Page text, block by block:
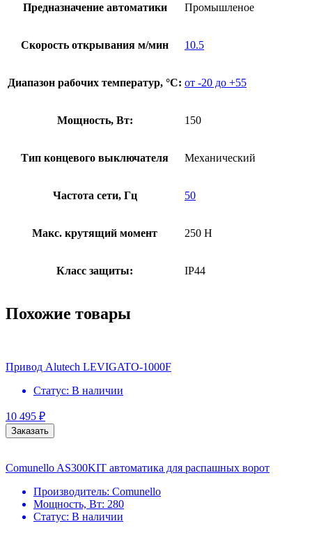
Предназначение автоматики Промышленое
Скорость открывания м/мин 10.5
Диапазон рабочих температур, °С: от -20 до +55
Мощность, Вт: 150
Тип концевого выключателя Механический
Частота сети, Гц 50
Макс. крутящий момент 250 Н
Класс защиты: IP44
Похожие товары
Привод Alutech LEVIGATO-1000F
Статус: В наличии
10 495 ₽
Заказать
Comunello AS300KIT автоматика для распашных ворот
Производитель: Comunello
Мощность, Вт: 280
Статус: В наличии